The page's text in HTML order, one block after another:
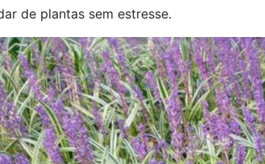
de plantas sem estresse.